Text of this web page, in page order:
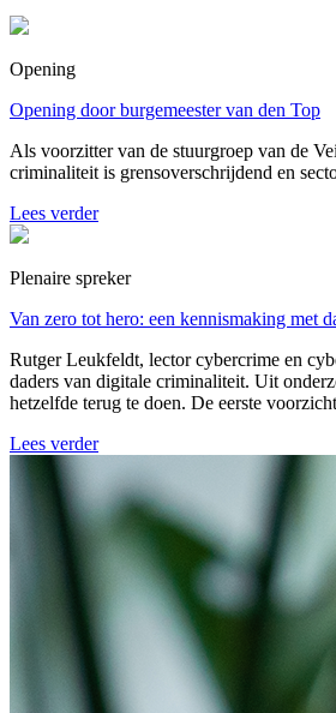
Opening
Opening door burgemeester van den Top
Als voorzitter van de stuurgroep van de
criminaliteit is grensoverschrijdend en
Lees verder
Plenaire spreker
Van zero tot hero: een kennismaking met
Rutger Leukfeldt, lector cybercrime en
daders van digitale criminaliteit. Uit
hetzelfde terug te doen. De eerste
Lees verder